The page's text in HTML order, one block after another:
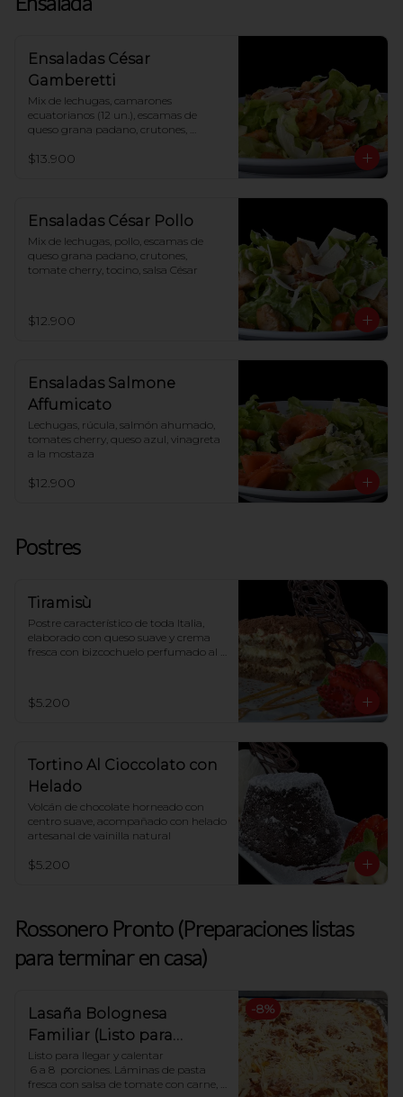
Ensaladas César
Gamberetti
Mix de lechugas, camarones
ecuatorianos (12 un.), escamas de
queso grana padano, crutones,
$13.900
Ensaladas César Pollo
Mix de lechugas, pollo, escamas de
queso grana padano, crutones,
tomate cherry, tocino, salsa César
$12.900
Ensaladas Salmone
Affumicato
Lechugas, rúcula, salmón ahumado,
tomates cherry, queso azul, vinagreta
a la mostaza
$12.900
Postres
Tiramisù
Postre característico de toda Italia,
elaborado con queso suave y crema
fresca con bizcochuelo perfumado al
$5.200
Tortino Al Cioccolato con
Helado
Volcán de chocolate horneado con
centro suave, acompañado con helado
artesanal de vainilla natural
$5.200
Rossonero Pronto (Preparaciones listas
para terminar en casa)
-8%
Lasaña Bolognesa
Familiar (Listo para
hornear en casa)
Listo para llegar y calentar
6 a 8  porciones. Láminas de pasta
fresca con salsa de tomate con carne,